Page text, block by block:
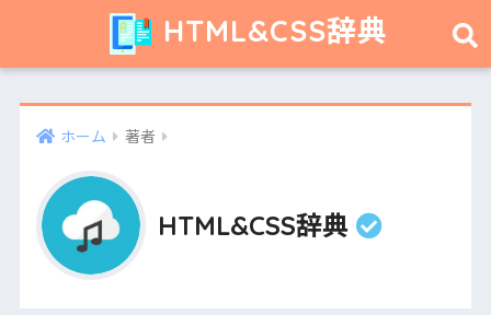
HTML&CSS辞典
ホーム 著者
HTML&CSS辞典